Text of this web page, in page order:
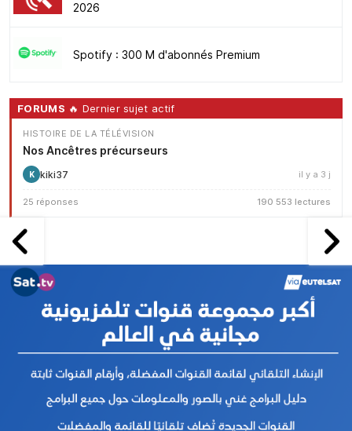
2026
Spotify : 300 M d'abonnés Premium
FORUMS 🔥 Dernier sujet actif
HISTOIRE DE LA TÉLÉVISION
Nos Ancêtres précurseurs
K kiki37 il y a 3 j
25 réponses 190 553 lectures